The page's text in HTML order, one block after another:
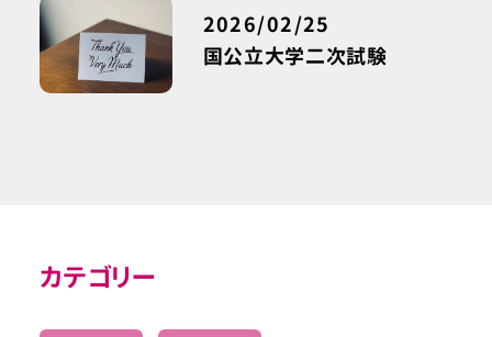
国公立大学二次試験
2026/02/25
カテゴリー